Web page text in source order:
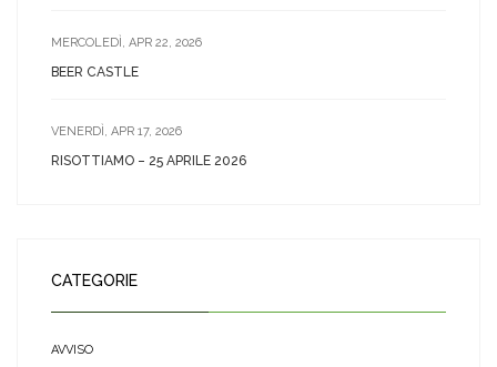
MERCOLEDÌ, APR 22, 2026
BEER CASTLE
VENERDÌ, APR 17, 2026
RISOTTIAMO – 25 APRILE 2026
CATEGORIE
AVVISO